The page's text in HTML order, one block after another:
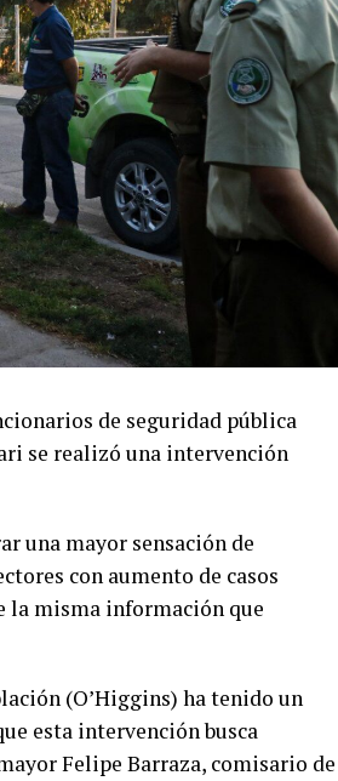
de seguridad pública
se realizó una intervención
una mayor sensación de
con aumento de casos
la misma información que
(O’Higgins) ha tenido un
esta intervención busca
Felipe Barraza, comisario de